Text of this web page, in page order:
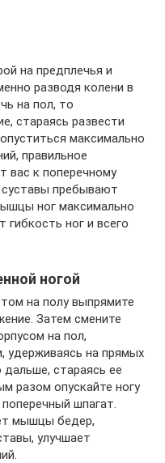
на предплечья и
разводя колени в
на пол, то
стараясь развести
максимально
правильное
вас к поперечному
пребывают
ног максимально
гибкость ног и всего
ногой
на полу выпрямите
Затем смените
на пол,
удерживаясь на прямых
стараясь ее
разом опускайте ногу
шпагат.
мышцы бедер,
улучшает